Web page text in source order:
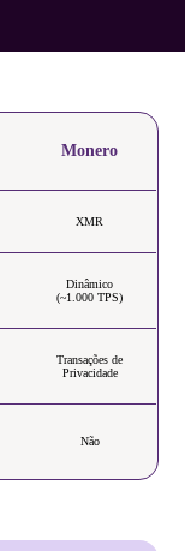
Monero
XMR
Dinâmico
(~1.000 TPS)
Transações de
Privacidade
Não